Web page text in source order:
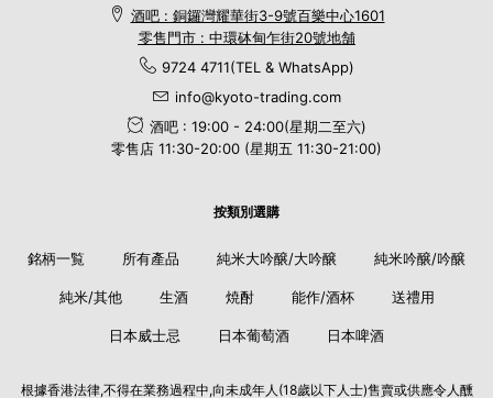
酒吧 : 銅鑼灣耀華街3-9號百樂中心1601
零售門市 : 中環砵甸乍街20號地舗
9724 4711(TEL & WhatsApp)
info@kyoto-trading.com
酒吧 : 19:00 - 24:00(星期二至六)
零售店 11:30-20:00 (星期五 11:30-21:00)
按類別選購
銘柄一覧 所有產品 純米大吟醸/大吟醸 純米吟醸/吟醸
純米/其他 生酒 焼酎 能作/酒杯 送禮用
日本威士忌 日本葡萄酒 日本啤酒
根據香港法律,不得在業務過程中,向未成年人(18歲以下人士)售賣或供應令人醺